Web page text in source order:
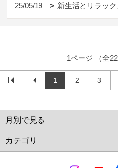
25/05/19 新生活とリラッ
1ページ （全22
1 2 3